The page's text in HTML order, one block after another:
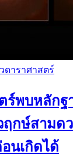
ดาราศาสตร์
ร์พบหลักฐ
ฤกษ์สามด
นเกิดได้